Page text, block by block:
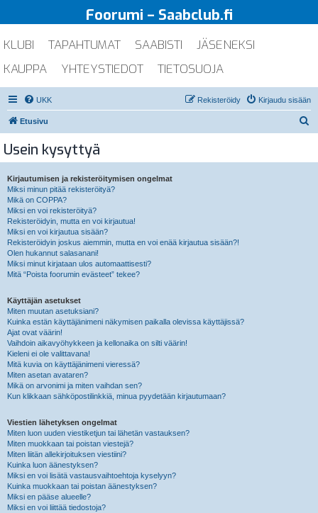
Foorumi – Saabclub.fi
KLUBI TAPAHTUMAT SAABISTI
JÄSENEKSI
KAUPPA
YHTEYSTIEDOT TIETOSUOJA
UKK Kirjaudu sisään
Rekisteröidy
Etusivu
Usein kysyttyä
Kirjautumisen ja rekisteröitymisen ongelmat
Miksi minun pitää rekisteröityä?
Mikä on COPPA?
Miksi en voi rekisteröityä?
Rekisteröidyin, mutta en voi kirjautua!
Miksi en voi kirjautua sisään?
Rekisteröidyin joskus aiemmin, mutta en voi enää kirjautua sisään?!
Olen hukannut salasanani!
Miksi minut kirjataan ulos automaattisesti?
Mitä “Poista foorumin evästeet” tekee?
Käyttäjän asetukset
Miten muutan asetuksiani?
Kuinka estän käyttäjänimeni näkymisen paikalla olevissa käyttäjissä?
Ajat ovat väärin!
Vaihdoin aikavyöhykkeen ja kellonaika on silti väärin!
Kieleni ei ole valittavana!
Mitä kuvia on käyttäjänimeni vieressä?
Miten asetan avataren?
Mikä on arvonimi ja miten vaihdan sen?
Kun klikkaan sähköpostilinkkiä, minua pyydetään kirjautumaan?
Viestien lähetyksen ongelmat
Miten luon uuden viestiketjun tai lähetän vastauksen?
Miten muokkaan tai poistan viestejä?
Miten liitän allekirjoituksen viestiini?
Kuinka luon äänestyksen?
Miksi en voi lisätä vastausvaihtoehtoja kyselyyn?
Kuinka muokkaan tai poistan äänestyksen?
Miksi en pääse alueelle?
Miksi en voi liittää tiedostoja?